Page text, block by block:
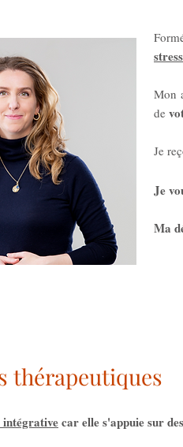
Mon
de
Je
Je
Ma
thérapeutiques
intégrativecar elle s'appuie sur